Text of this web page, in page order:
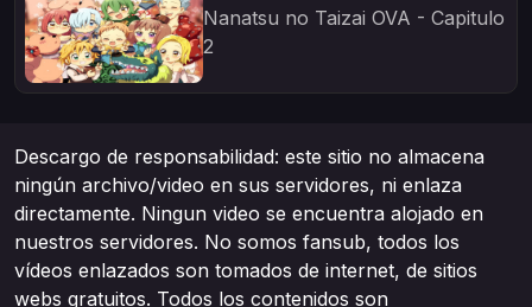
Nanatsu no Taizai OVA - Capitulo
2
Descargo de responsabilidad: este sitio no almacena
ningún archivo/video en sus servidores, ni enlaza
directamente. Ningun video se encuentra alojado en
nuestros servidores. No somos fansub, todos los
vídeos enlazados son tomados de internet, de sitios
webs gratuitos. Todos los contenidos son